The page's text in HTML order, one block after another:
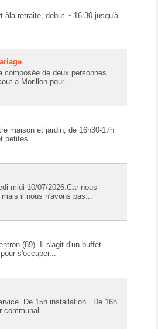
àla retraite, debut ~ 16:30 jusqu'à
composée de deux personnes
a Morillon pour...
maison et jardin; de 16h30-17h
petites...
midi 10/07/2026.Car nous
il nous n'avons pas...
(89). Il s'agit d'un buffet
s'occuper...
De 15h installation . De 16h
communal.